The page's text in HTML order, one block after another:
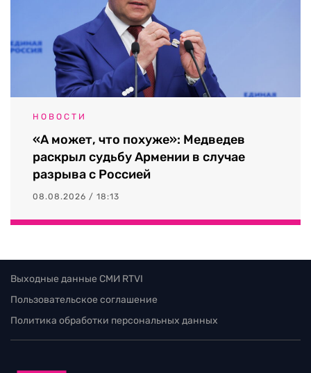
НОВОСТИ
«А может, что похуже»: Медведев
раскрыл судьбу Армении в случае
разрыва с Россией
08.08.2026 / 18:13
Выходные данные СМИ RTVI
Пользовательское соглашение
Политика обработки персональных данных